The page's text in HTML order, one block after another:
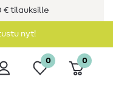
€ tilauksille
nyt!
0 0